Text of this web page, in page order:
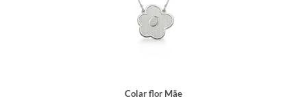
Colar flor Mãe